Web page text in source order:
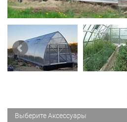
Выберите Аксессуары